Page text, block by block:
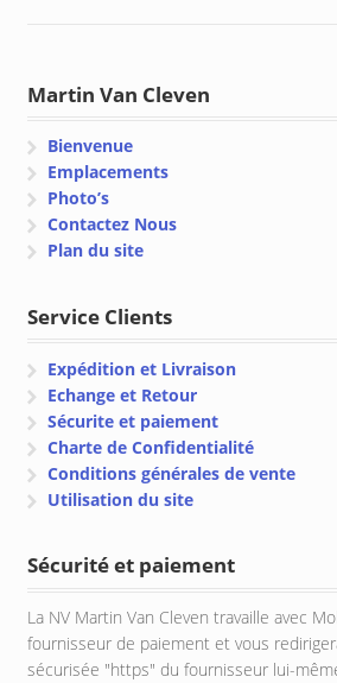
Martin Van Cleven
Bienvenue
Emplacements
Photo’s
Contactez Nous
Plan du site
Service Clients
Expédition et Livraison
Echange et Retour
Sécurite et paiement
Charte de Confidentialité
Conditions générales de vente
Utilisation du site
Sécurité et paiement
La NV Martin Van Cleven travaille avec
fournisseur de paiement et vous
sécurisée "https" du fournisseur lui-